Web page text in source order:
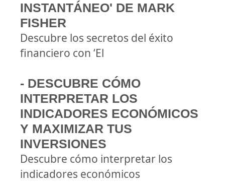
INSTANTÁNEO' DE MARK
FISHER
Descubre los secretos del éxito
financiero con ‘El
- DESCUBRE CÓMO
INTERPRETAR LOS
INDICADORES ECONÓMICOS
Y MAXIMIZAR TUS
INVERSIONES
Descubre cómo interpretar los
indicadores económicos